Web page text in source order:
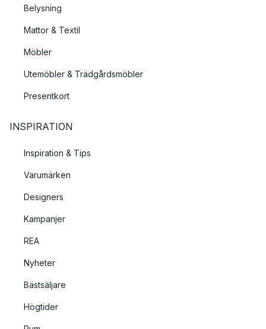
Belysning
Mattor & Textil
Möbler
Utemöbler & Trädgårdsmöbler
Presentkort
INSPIRATION
Inspiration & Tips
Varumärken
Designers
Kampanjer
REA
Nyheter
Bästsäljare
Högtider